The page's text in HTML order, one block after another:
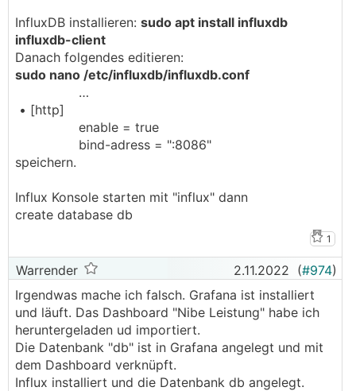
InfluxDB installieren: sudo apt install influxdb
influxdb-client
Danach folgendes editieren:
sudo nano /etc/influxdb/influxdb.conf
…
• [http]
enable = true
bind-adress = ":8086"
speichern.
Influx Konsole starten mit "influx" dann
create database db
1
Warrender 2.11.2022 (#974)
Irgendwas mache ich falsch. Grafana ist installiert
und läuft. Das Dashboard "Nibe Leistung" habe ich
heruntergeladen ud importiert.
Die Datenbank "db" ist in Grafana angelegt und mit
dem Dashboard verknüpft.
Influx installiert und die Datenbank db angelegt.